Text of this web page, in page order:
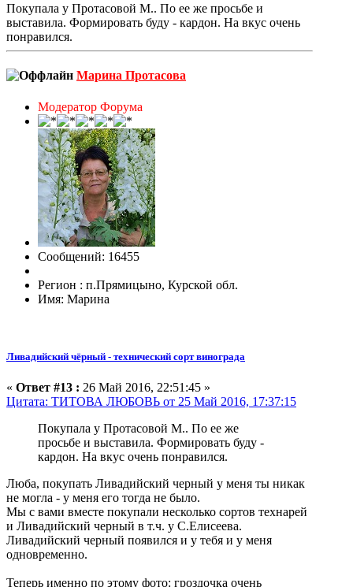
Покупала у Протасовой М.. По ее же просьбе и
выставила. Формировать буду - кардон. На вкус очень
понравился.
Марина Протасова
Модератор Форума
Сообщений: 16455
Регион : п.Прямицыно, Курской обл.
Имя: Марина
Ливадийский чёрный - технический сорт винограда
« Ответ #13 : 26 Май 2016, 22:51:45 »
Цитата: ТИТОВА ЛЮБОВЬ от 25 Май 2016, 17:37:15
Покупала у Протасовой М.. По ее же
просьбе и выставила. Формировать буду -
кардон. На вкус очень понравился.
Люба, покупать Ливадийский черный у меня ты никак
не могла - у меня его тогда не было.
Мы с вами вместе покупали несколько сортов технарей
и Ливадийский черный в т.ч. у С.Елисеева.
Ливадийский черный появился и у тебя и у меня
одновременно.
Теперь именно по этому фото: гроздочка очень